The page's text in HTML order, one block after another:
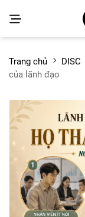
Trang chủ DISC
của lãnh đạo